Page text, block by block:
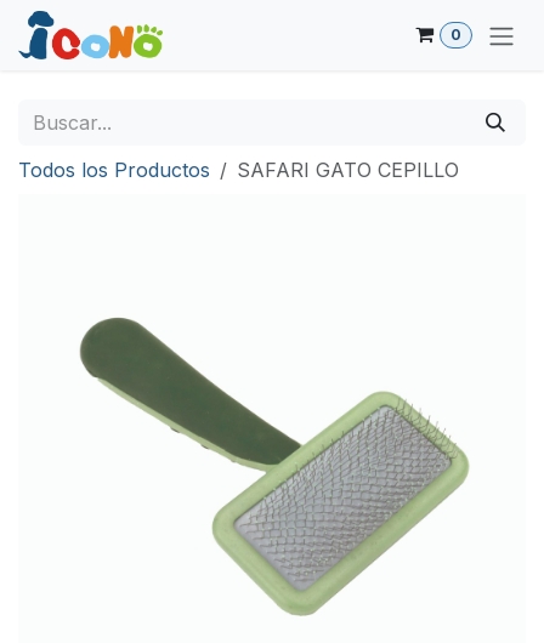
Ir al contenido
0
Todos los Productos SAFARI GATO CEPILLO